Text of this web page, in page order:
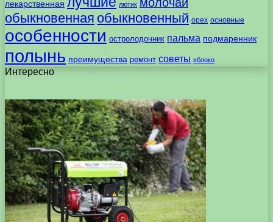
лекарственная лютик
обыкновенная обыкновенный орех основные
особенности остролодочник пальма подмаренник
полынь преимущества ремонт советы яблоко
Интересно